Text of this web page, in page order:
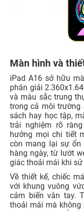
Màn hình và
iPad A16 sở hữu
phân giải
và màu sắc trung
trong cả môi trường
sách hay học tập,
trải nghiệm rõ
hưởng mọi chi tiết
còn mang lại sự
hàng ngày, từ lướt
giác thoải mái khi
Về thiết kế, chiếc
với khung vuông
cảm biến vân tay.
thoải mái mà không